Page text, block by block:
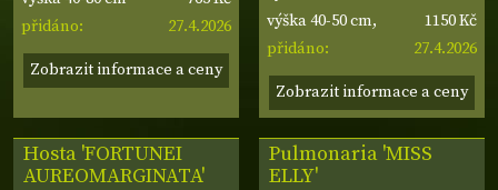
přidáno:
27.4.2026
Zobrazit informace a ceny
výška 40-50 cm,
šířka 30-40 cm
1150 Kč
přidáno:
27.4.2026
Zobrazit informace a ceny
Hosta 'FORTUNEI
AUREOMARGINATA'
Pulmonaria 'MISS
ELLY'